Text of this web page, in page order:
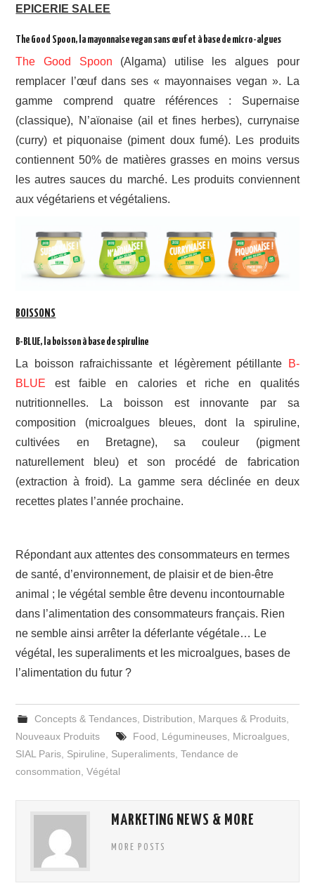
EPICERIE SALEE
The Good Spoon, la mayonnaise vegan sans œuf et à base de micro-algues
The Good Spoon (Algama) utilise les algues pour
remplacer l’œuf dans ses « mayonnaises vegan ». La
gamme comprend quatre références : Supernaise
(classique), N’aïonaise (ail et fines herbes), currynaise
(curry) et piquonaise (piment doux fumé). Les produits
contiennent 50% de matières grasses en moins versus
les autres sauces du marché. Les produits conviennent
aux végétariens et végétaliens.
BOISSONS
B-BLUE, la boisson à base de spiruline
La boisson rafraichissante et légèrement pétillante
B-
BLUE est faible en calories et riche en qualités
nutritionnelles. La boisson est innovante par sa
composition (microalgues bleues, dont la spiruline,
cultivées en Bretagne), sa couleur (pigment
naturellement bleu) et son procédé de fabrication
(extraction à froid). La gamme sera déclinée en deux
recettes plates l’année prochaine.
Répondant aux attentes des consommateurs en termes
de santé, d’environnement, de plaisir et de bien-être
animal ; le végétal semble être devenu incontournable
dans l’alimentation des consommateurs français. Rien
ne semble ainsi arrêter la déferlante végétale… Le
végétal, les superaliments et les microalgues, bases de
l’alimentation du futur ?
Concepts & Tendances, Distribution Marques & Produits,
Nouveaux Produits
Food Légumineuses, Microalgues,
SIAL Paris Spiruline Superaliments ,Tendance de
consommation ,Végétal
MARKETING NEWS & MORE
MORE POSTS